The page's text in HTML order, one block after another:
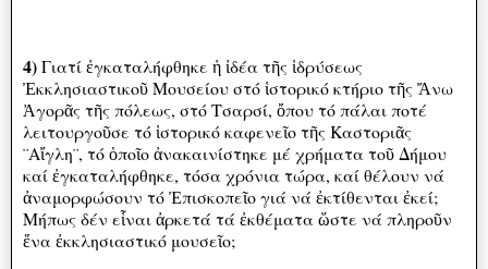
4)Γιατί ἐγκαταλήφθηκε ἡ ἰδέα τῆς ἱδρύσεως
Ἐκκλησιαστικοῦ Μουσείου στό ἱστορικό κτήριο τῆς Ἄνω
Ἀγορᾶς τῆς πόλεως, στό Τσαρσί, ὄπου τό πάλαι ποτέ
λειτουργοῦσε τό ἱστορικό καφενεῖο τῆς Καστοριᾶς
¨Αἴγλη¨, τό ὁποῖο ἀνακαινίστηκε μέ χρήματα τοῦ Δήμου
καί ἐγκαταλήφθηκε, τόσα χρόνια τώρα, καί θέλουν νά
ἀναμορφώσουν τό Ἐπισκοπεῖο γιά νά ἐκτίθενται ἐκεί;
Μήπως δέν εἷναι ἀρκετά τά ἐκθέματα ὥστε νά πληροῦν
ἕνα ἐκκλησιαστικό μουσεῖο;